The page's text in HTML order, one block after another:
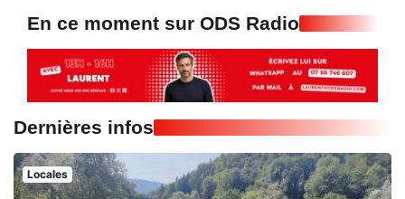
En ce moment sur ODS Radio
Dernières infos
Locales